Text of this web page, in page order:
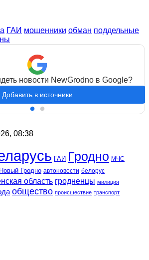
ГАИ мошенники обман поддельные
новости NewGrodno в Google?
Добавить в источники
08:38
ГАИ Гродно МЧС
Новый Гродно автоновости белорус
область гродненцы милиция
общество происшествие транспорт